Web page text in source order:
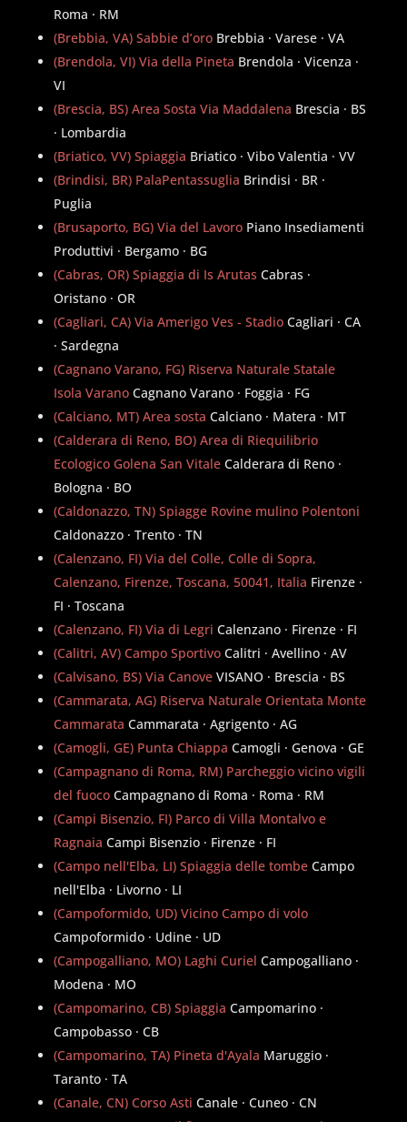
Roma · RM
(Brebbia, VA) Sabbie d’oro Brebbia · Varese · VA
(Brendola, VI) Via della Pineta Brendola · Vicenza ·
VI
(Brescia, BS) Area Sosta Via Maddalena Brescia · BS
· Lombardia
(Briatico, VV) Spiaggia Briatico · Vibo Valentia · VV
(Brindisi, BR) PalaPentassuglia Brindisi · BR ·
Puglia
(Brusaporto, BG) Via del Lavoro Piano Insediamenti
Produttivi · Bergamo · BG
(Cabras, OR) Spiaggia di Is Arutas Cabras ·
Oristano · OR
(Cagliari, CA) Via Amerigo Ves - Stadio Cagliari · CA
· Sardegna
(Cagnano Varano, FG) Riserva Naturale Statale
Isola Varano Cagnano Varano · Foggia · FG
(Calciano, MT) Area sosta Calciano · Matera · MT
(Calderara di Reno, BO) Area di Riequilibrio
Ecologico Golena San Vitale Calderara di Reno ·
Bologna · BO
(Caldonazzo, TN) Spiagge Rovine mulino Polentoni
Caldonazzo · Trento · TN
(Calenzano, FI) Via del Colle, Colle di Sopra,
Calenzano, Firenze, Toscana, 50041, Italia Firenze ·
FI · Toscana
(Calenzano, FI) Via di Legri Calenzano · Firenze · FI
(Calitri, AV) Campo Sportivo Calitri · Avellino · AV
(Calvisano, BS) Via Canove VISANO · Brescia · BS
(Cammarata, AG) Riserva Naturale Orientata Monte
Cammarata Cammarata · Agrigento · AG
(Camogli, GE) Punta Chiappa Camogli · Genova · GE
(Campagnano di Roma, RM) Parcheggio vicino vigili
del fuoco Campagnano di Roma · Roma · RM
(Campi Bisenzio, FI) Parco di Villa Montalvo e
Ragnaia Campi Bisenzio · Firenze · FI
(Campo nell'Elba, LI) Spiaggia delle tombe Campo
nell'Elba · Livorno · LI
(Campoformido, UD) Vicino Campo di volo
Campoformido · Udine · UD
(Campogalliano, MO) Laghi Curiel Campogalliano ·
Modena · MO
(Campomarino, CB) Spiaggia Campomarino ·
Campobasso · CB
(Campomarino, TA) Pineta d'Ayala Maruggio ·
Taranto · TA
(Canale, CN) Corso Asti Canale · Cuneo · CN